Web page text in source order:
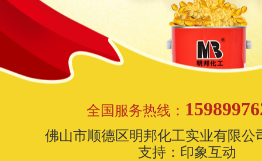
全国服务热线：
佛山市顺德区明邦化工实业有限公
支持： 印象互动